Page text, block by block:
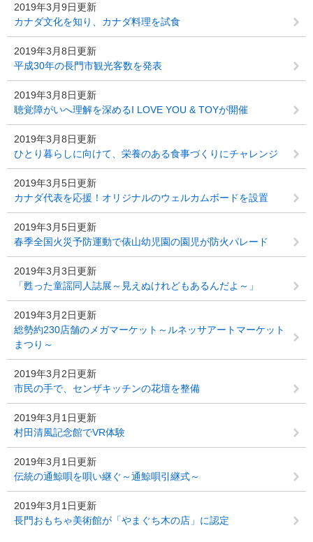
2019年3月9日更新
カナダ文化を知り、カナダ料理を試食
2019年3月8日更新
平成30年の長門市観光客数を発表
2019年3月8日更新
聴覚障がいへ理解を深めるI LOVE YOU & TOYが開催
2019年3月8日更新
ひとり暮らしに向けて、栄養のある食事づくりにチャレンジ
2019年3月5日更新
カナダ代表を応援！オリジナルのウェルカムボードを設置
2019年3月5日更新
春季全国火災予防運動で俵山幼児園の園児が防火パレード
2019年3月3日更新
「甦った童謡同人誌展～見えぬけれどもあるんだよ～」
2019年3月2日更新
総勢約230店舗のメガマーケット～ルネッサアートマーケット
まつり～
2019年3月2日更新
市民の手で、センザキッチンの花壇を整備
2019年3月1日更新
村田清風記念館でVR体験
2019年3月1日更新
伝統の通鯨唄を唄い継ぐ～通鯨唄引継式～
2019年3月1日更新
長門おもちゃ美術館が「やまぐち木の店」に認定